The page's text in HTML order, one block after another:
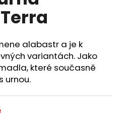
alabastr a je k
variantách. Jako
které současně
urnou.